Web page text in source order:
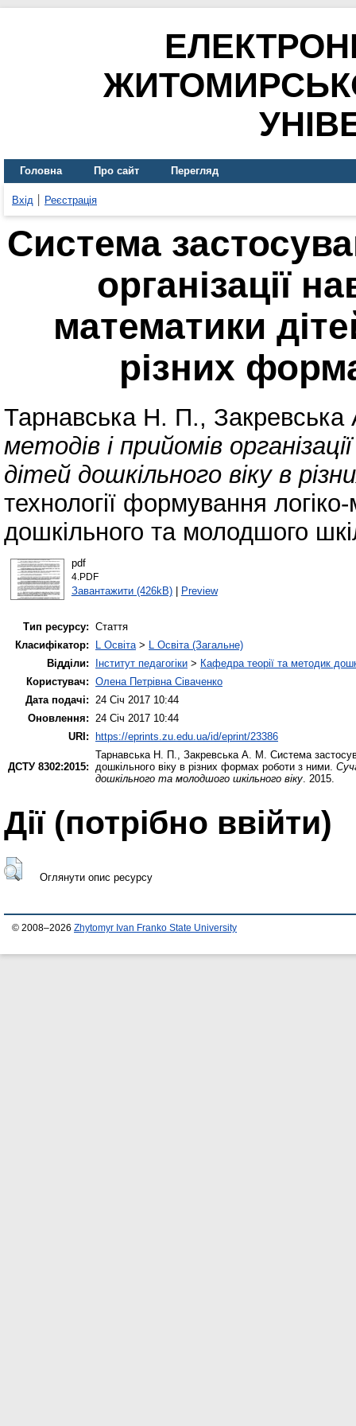
Головна Про сайт Перегляд
Вхід Реєстрація
Система
організації
математики
різних
Тарнавська Н. П.,
методів і прийомів
дітей дошкільного віку в
технології формування
дошкільного та молодшого
pdf
4.PDF
Завантажити (426kB)| Preview
Тип ресурсу: Стаття
Класифікатор:
L Освіта> L Освіта (Загальне)
Відділи:
Інститут педагогіки > Кафедра теорії та методик
Користувач: Олена Петрівна Сіваченко
Дата подачі: 24 Січ 2017 10:44
Оновлення: 24 Січ 2017 10:44
URI:
https://eprints.zu.edu.ua/id/eprint/23386
ДСТУ 8302:2015:
Тарнавська Н. П., Закревська А. М. Система
дошкільного віку в різних формах роботи з ними.
дошкільного та молодшого шкільного віку. 2015.
Дії ​​(потрібно ввійти)
Оглянути опис ресурсу
© 2008–2026 Zhytomyr Ivan Franko State University